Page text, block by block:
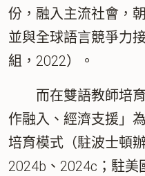
份，融入主流社會，
並與全球語言競爭力
組，2022）。
而在雙語教師培育
作融入、經濟支援 」
培育模式（駐波士頓
2024b、2024c；駐美